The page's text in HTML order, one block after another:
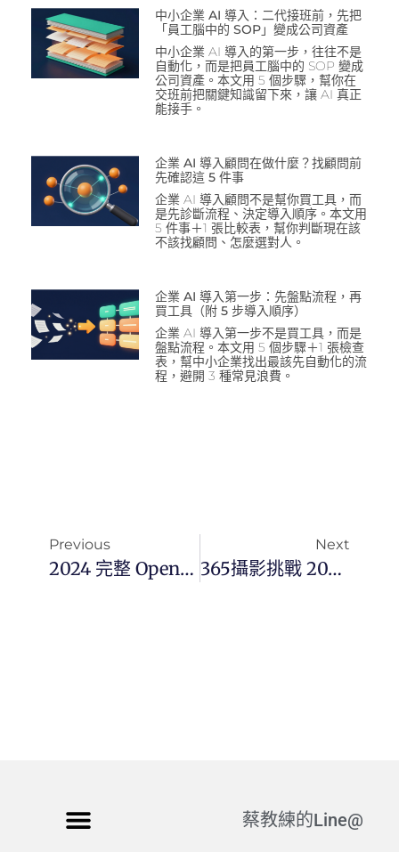
中小企業 AI 導入：二代接班前，先把
「員工腦中的 SOP」變成公司資產
中小企業 AI 導入的第一步，往往不是
自動化，而是把員工腦中的 SOP 變成
公司資產。本文用 5 個步驟，幫你在
交班前把關鍵知識留下來，讓 AI 真正
能接手。
企業 AI 導入顧問在做什麼？找顧問前
先確認這 5 件事
企業 AI 導入顧問不是幫你買工具，而
是先診斷流程、決定導入順序。本文用
5 件事＋1 張比較表，幫你判斷現在該
不該找顧問、怎麼選對人。
企業 AI 導入第一步：先盤點流程，再
買工具（附 5 步導入順序）
企業 AI 導入第一步不是買工具，而是
盤點流程。本文用 5 個步驟＋1 張檢查
表，幫中小企業找出最該先自動化的流
程，避開 3 種常見浪費。
Previous
2024 完整 OpenClaw Telegram 教學：GCP 雲端部署與 AI 助理自動化實戰指南
Next
365攝影挑戰 20260207(六)038/365 Day3691
蔡教練的Line@